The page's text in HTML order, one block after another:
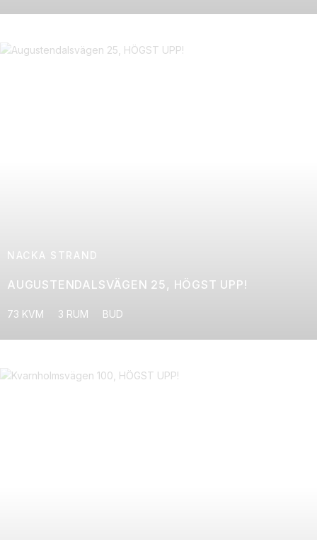
NACKA STRAND
AUGUSTENDALSVÄGEN 25, HÖGST UPP!
73 KVM 3 RUM BUD